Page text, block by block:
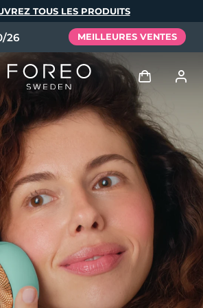
TOUS LES PRODUITS
26 MEILLEURES VENTES
Se connecter
Profil de l'utilisateur
Mes appareils
Mes commandes
Mes adresses
Mes abonnements
Tech Elixir
Set
Deutsch
Español
Italiano
Português
Svenska
Русский
简体中文 繁體中文